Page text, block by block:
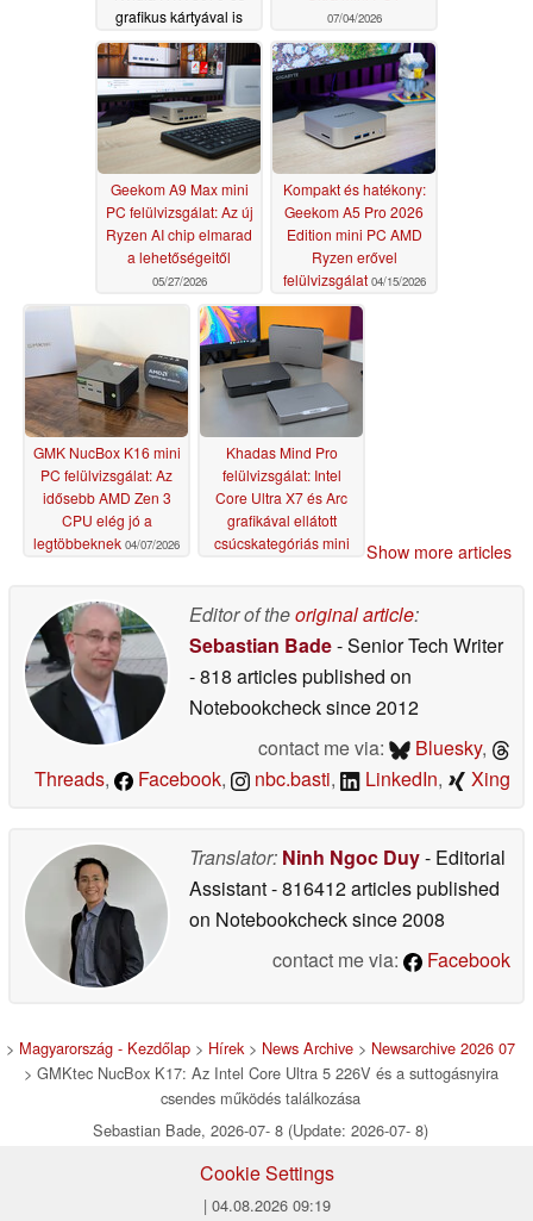
grafikus kártyával is
felszerelhető07/08/2026
07/04/2026
Geekom A9 Max mini
PC felülvizsgálat: Az új
Ryzen AI chip elmarad
a lehetőségeitől
05/27/2026
Kompakt és hatékony:
Geekom A5 Pro 2026
Edition mini PC AMD
Ryzen erővel
felülvizsgálat 04/15/2026
GMK NucBox K16 mini
PC felülvizsgálat: Az
idősebb AMD Zen 3
CPU elég jó a
legtöbbeknek 04/07/2026
Khadas Mind Pro
felülvizsgálat: Intel
Core Ultra X7 és Arc
grafikával ellátott
csúcskategóriás mini
alapja 03/17/2026
Show more articles
Editor of theoriginal article:
Sebastian Bade- Senior Tech Writer
- 818 articles published on
Notebookchecksince 2012
contact me via:
Bluesky,
Threads, Facebook, nbc.basti, LinkedIn, Xing
Translator: Ninh Ngoc Duy- Editorial
Assistant- 816412 articles published
on Notebookchecksince 2008
contact me via:
Facebook
> Magyarország - Kezdőlap > Hírek> News Archive > Newsarchive 2026 07
> GMKtec NucBox K17: Az Intel Core Ultra 5 226V és a suttogásnyira
csendes működés találkozása
Sebastian Bade, 2026-07- 8 (Update: 2026-07- 8)
Cookie Settings
| 04.08.2026 09:19